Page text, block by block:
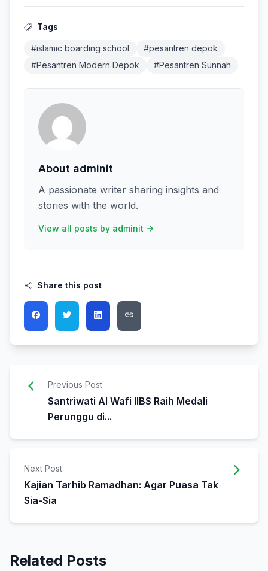
Tags
#islamic boarding school
#pesantren depok
#Pesantren Modern Depok
#Pesantren Sunnah
About adminit
A passionate writer sharing insights and
stories with the world.
View all posts by adminit
Share this post
Previous Post
Santriwati Al Wafi IIBS Raih Medali
Perunggu di...
Next Post
Kajian Tarhib Ramadhan: Agar Puasa Tak
Sia-Sia
Related Posts